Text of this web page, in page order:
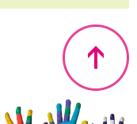
Nahoru